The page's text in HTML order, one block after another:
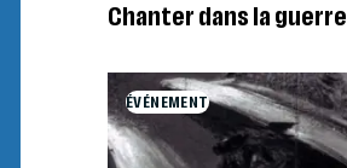
Chanter dans la guerre
ÉVÉNEMENT